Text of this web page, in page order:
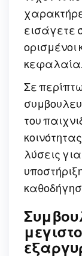
εισάγετε
ορισμένοι
κεφαλαία.
Σε
του
λύσεις